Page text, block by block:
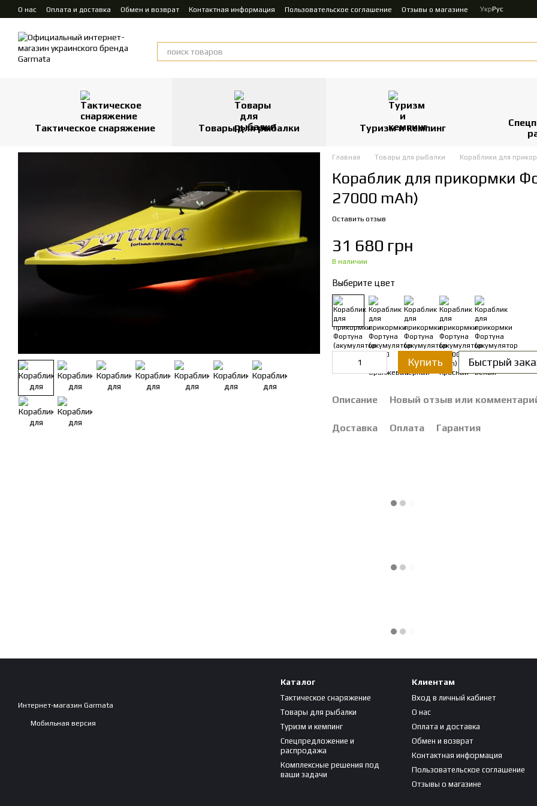
Перейти к основному контенту
О нас Оплата и доставка Обмен и возврат Контактная информация Пользовательское соглашение Отзывы о магазине УкрРус
Тактическое снаряжение Товары для рыбалки Туризм и кемпинг
Главная Товары для рыбалки Кораблики для
Кораблик для прикормки
27000 mAh)
Оставить отзыв
31 680 грн
В наличии
Выберите цвет
Купить Быстрый
Описание Новый отзыв или
Доставка Оплата Гарантия
Интернет-магазин Garmata
Мобильная версия
Каталог
Тактическое снаряжение
Товары для рыбалки
Туризм и кемпинг
Спецпредложение и
распродажа
Комплексные решения под
ваши задачи
Клиентам
Вход в личный кабинет
О нас
Оплата и доставка
Обмен и возврат
Контактная информация
Пользовательское соглашение
Отзывы о магазине